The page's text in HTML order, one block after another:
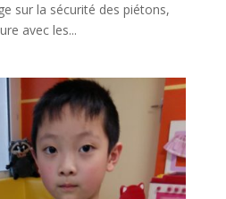
sur la sécurité des piétons,
avec les...